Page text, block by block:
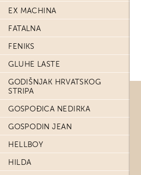
EX MACHINA
FATALNA
FENIKS
GLUHE LASTE
GODIŠNJAK HRVATSKOG
STRIPA
GOSPOĐICA NEDIRKA
GOSPODIN JEAN
HELLBOY
HILDA